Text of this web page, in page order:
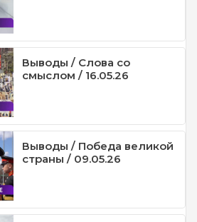
Выводы / Слова со
смыслом / 16.05.26
Выводы / Победа великой
страны / 09.05.26